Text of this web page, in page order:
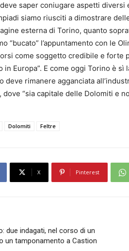
saper coniugare aspetti
siamo riusciti a dimostrare
esterna di Torino, quanto
“bucato” l’appuntamento con le
come soggetto credibile e forte
Europa”. E come oggi Torino è sì
deve rimanere agganciata
dove “sia capitale delle Dolomiti e
Dolomiti Feltre
X Pinterest
due indagati, nel corso di un
un tamponamento a Castion